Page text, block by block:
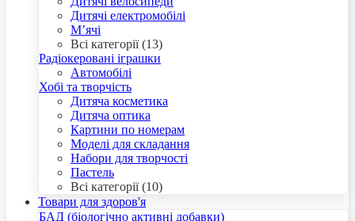
Дитячі електромобілі
М’ячі
Всі категорії (13)
Радіокеровані іграшки
Автомобілі
Хобі та творчість
Дитяча косметика
Дитяча оптика
Картини по номерам
Моделі для складання
Набори для творчості
Пастель
Всі категорії (10)
Товари для здоров'я
БАД (біологічно активні добавки)